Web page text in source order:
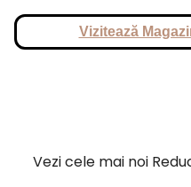
Vizitează
Vezi cele mai noi